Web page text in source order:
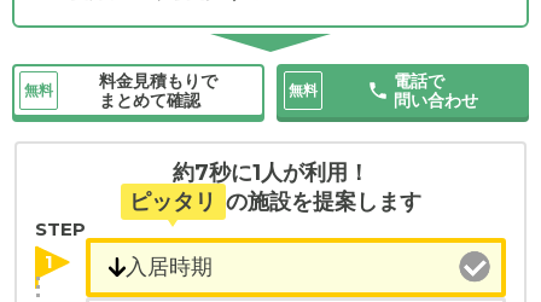
無料
料金見積もりで
まとめて確認
無料
電話で
問い合わせ
約7秒に1人が利用！
ピッタリ の施設を提案します
STEP
1